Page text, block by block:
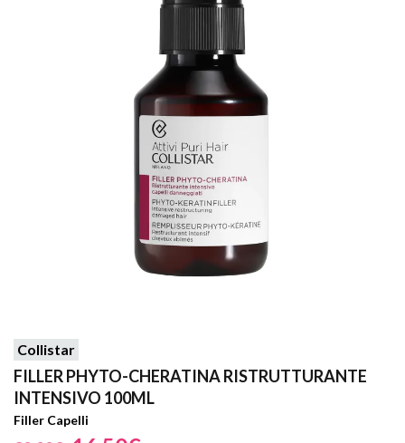
Collistar
FILLER PHYTO-CHERATINA RISTRUTTURANTE
INTENSIVO 100ML
Filler Capelli